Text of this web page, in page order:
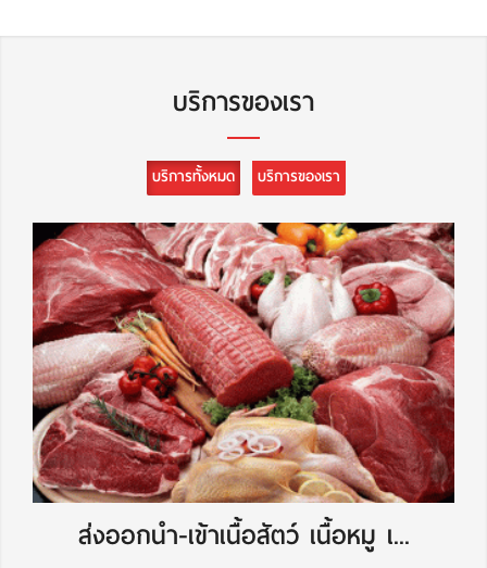
บริการของเรา
บริการทั้งหมด บริการของเรา
ส่งออกนำ-เข้าเนื้อสัตว์ เนื้อหมู เ...